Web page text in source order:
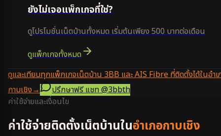
ยังไม่เจอแพ็กเกจที่ใช่?
ดูโปรโมชั่นเน็ตบ้านทั้งหมด เริ่มต้นเพียง 500 บาทต่อเดือน
ดูแพ็กเกจทั้งหมด
ดูและเทียบทุกแพ็กเกจเน็ตบ้าน 3BB และ AIS Fibre ที่ติดตั้งได้ในอำเ
กาบเชิง→ ปรึกษาฟรี แชท@3bbth
ค่าใช้จ่ายและเงื่อนไข
ค่าใช้จ่ายติดตั้งเน็ตบ้านในอำเภอกาบเชิง